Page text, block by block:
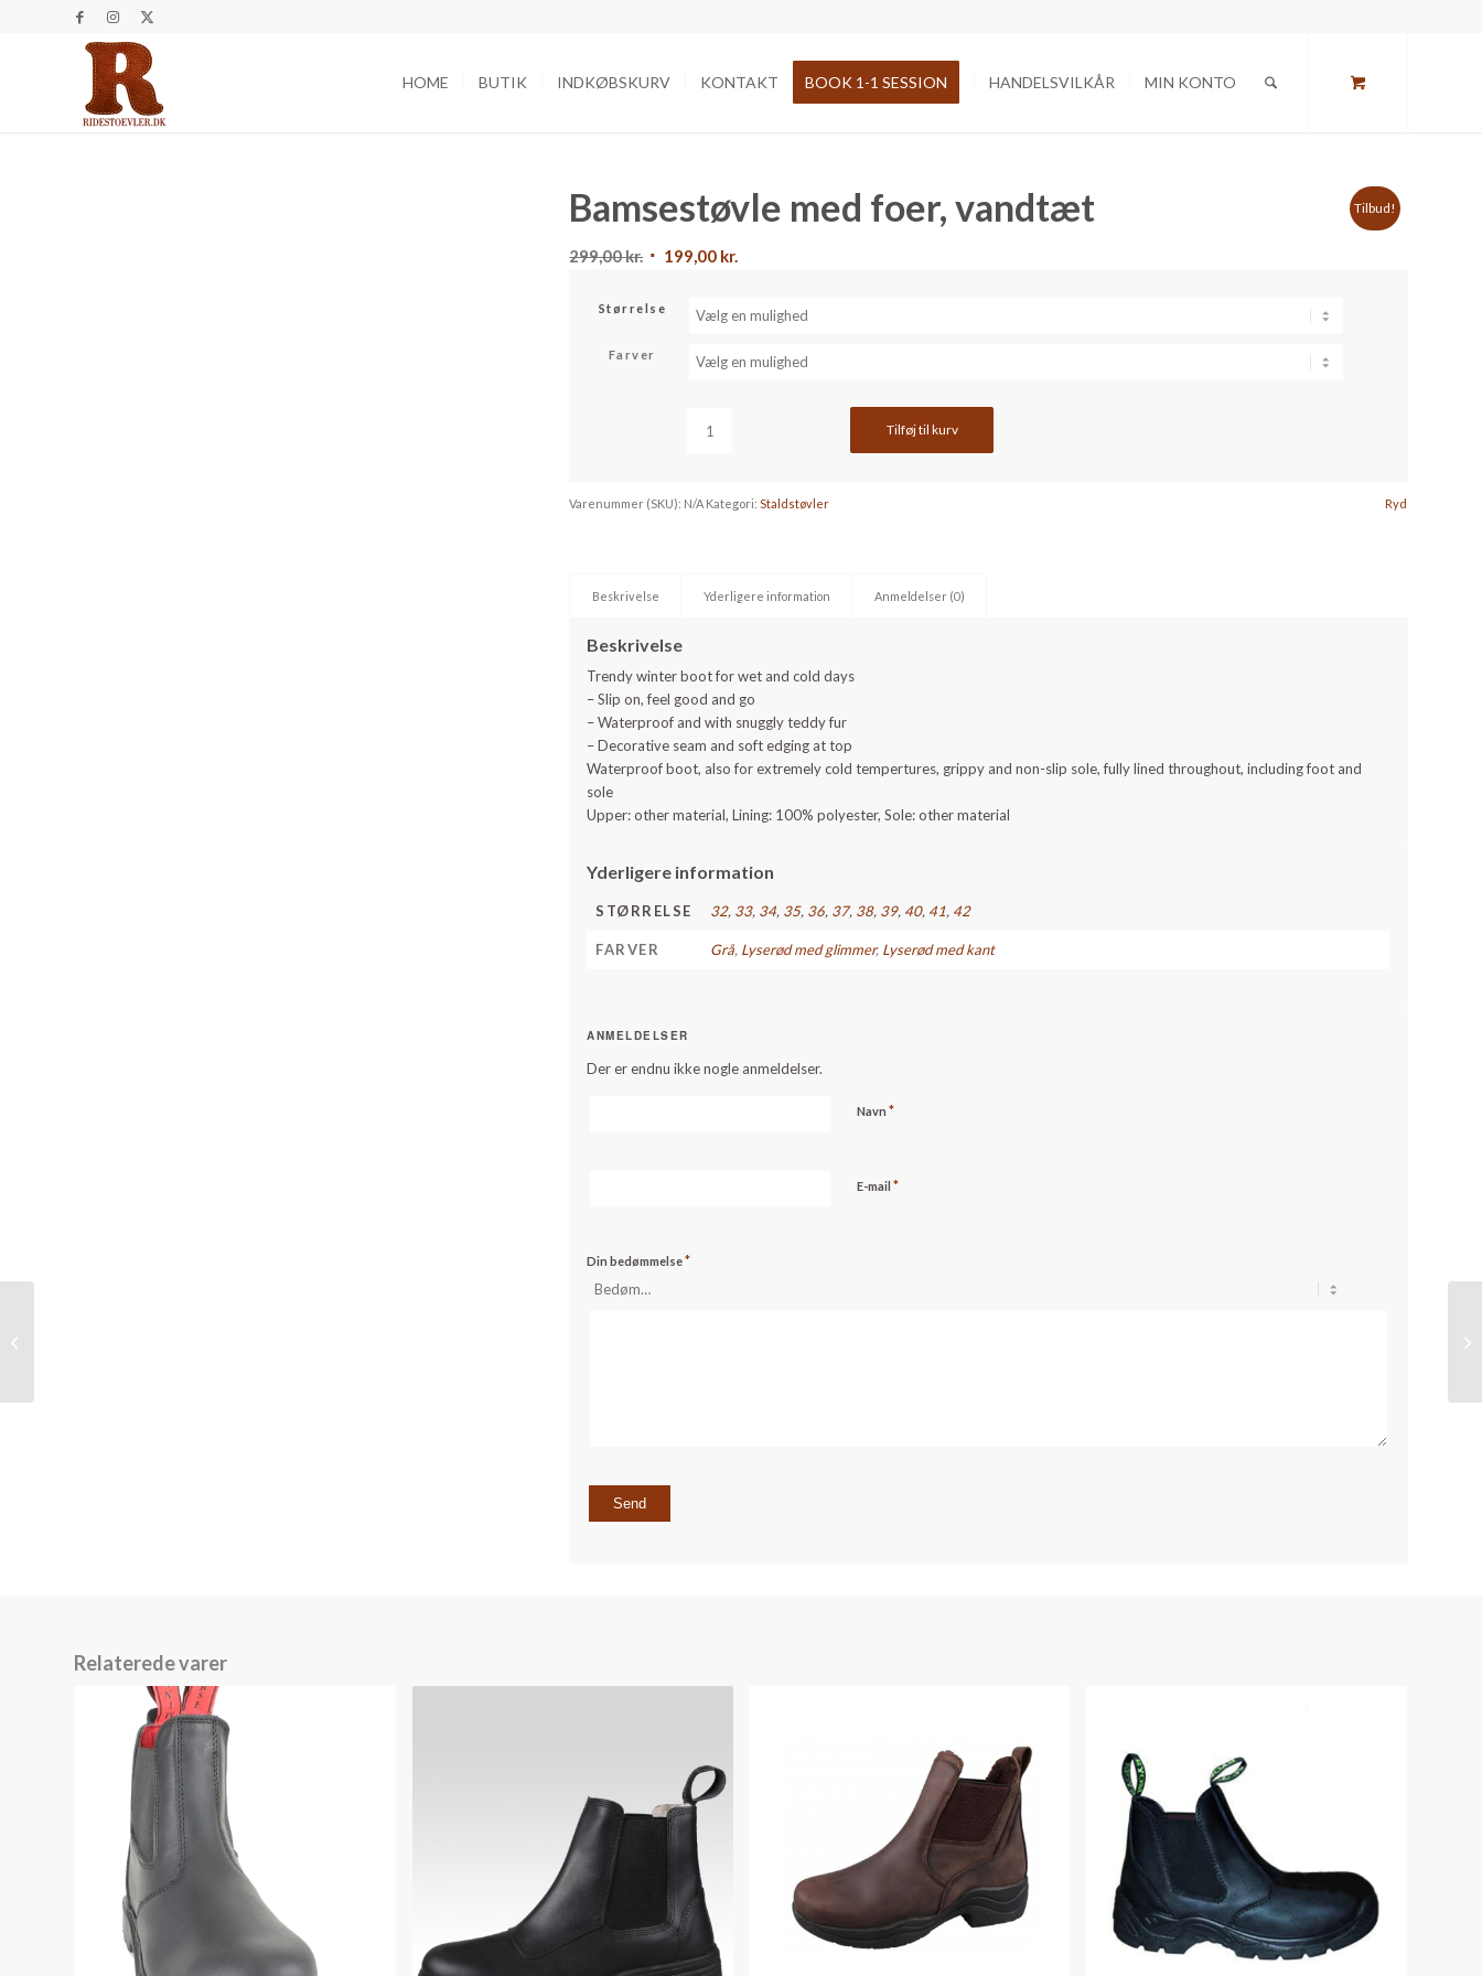
HOME BUTIK INDKØBSKURV KONTAKT BOOK 1-1 SESSION HANDELSVILKÅR MIN KONTO
Tilbud!
Bamsestøvle med foer, vandtæt
299,00kr. Den
pris
299,00 kr..
199,00 kr.
199,00 kr..
Størrelse
Farver
Ryd
Tilføj til kurv
Varenummer (SKU): N/A Kategori:Staldstøvler
Beskrivelse Yderligere information Anmeldelser (0)
Beskrivelse
Trendy winter boot for wet and cold days
– Slip on, feel good and go
– Waterproof and with snuggly teddy fur
– Decorative seam and soft edging at top
Waterproof boot, also for extremely cold tempertures, grippy and non-slip sole, fully lined throughout, including foot and
sole
Upper: other material, Lining: 100% polyester, Sole: other material
Yderligere information
STØRRELSE 32, 33, 34, 35, 36, 37, 38, 39, 40, 41, 42
FARVER Grå, Lyserød med glimmer, Lyserød med kant
ANMELDELSER
Der er endnu ikke nogle anmeldelser.
Navn*
E-mail*
Din bedømmelse*
Relaterede varer